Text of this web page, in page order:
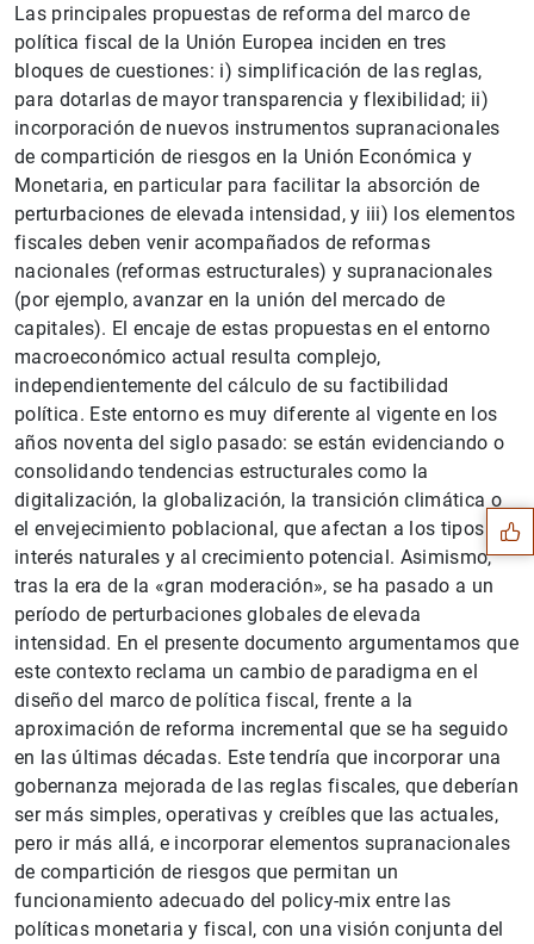
Las principales propuestas de reforma del marco de
política fiscal de la Unión Europea inciden en tres
bloques de cuestiones: i) simplificación de las reglas,
para dotarlas de mayor transparencia y flexibilidad; ii)
incorporación de nuevos instrumentos supranacionales
de compartición de riesgos en la Unión Económica y
Monetaria, en particular para facilitar la absorción de
perturbaciones de elevada intensidad, y iii) los elementos
fiscales deben venir acompañados de reformas
nacionales (reformas estructurales) y supranacionales
(por ejemplo, avanzar en la unión del mercado de
capitales). El encaje de estas propuestas en el entorno
macroeconómico actual resulta complejo,
independientemente del cálculo de su factibilidad
política. Este entorno es muy diferente al vigente en los
años noventa del siglo pasado: se están evidenciando o
consolidando tendencias estructurales como la
digitalización, la globalización, la transición climática o
el envejecimiento poblacional, que afectan a los tipos de
interés naturales y al crecimiento potencial. Asimismo,
tras la era de la «gran moderación», se ha pasado a un
período de perturbaciones globales de elevada
intensidad. En el presente documento argumentamos que
este contexto reclama un cambio de paradigma en el
diseño del marco de política fiscal, frente a la
aproximación de reforma incremental que se ha seguido
en las últimas décadas. Este tendría que incorporar una
gobernanza mejorada de las reglas fiscales, que deberían
ser más simples, operativas y creíbles que las actuales,
pero ir más allá, e incorporar elementos supranacionales
de compartición de riesgos que permitan un
funcionamiento adecuado del policy-mix entre las
políticas monetaria y fiscal, con una visión conjunta del
Sugerencias
1